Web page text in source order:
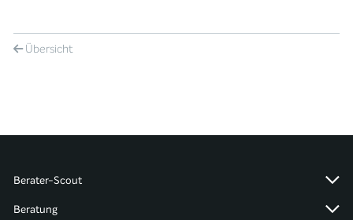
Übersicht
Berater-Scout
Beratung